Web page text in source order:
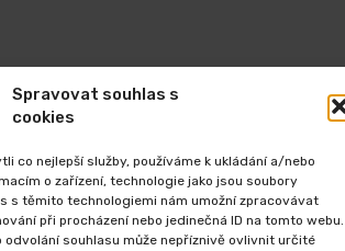
Spravovat souhlas s
cookies
co nejlepší služby, používáme k ukládání a/nebo
o zařízení, technologie jako jsou soubory
s těmito technologiemi nám umožní zpracovávat
při procházení nebo jedinečná ID na tomto webu.
odvolání souhlasu může nepříznivě ovlivnit určité